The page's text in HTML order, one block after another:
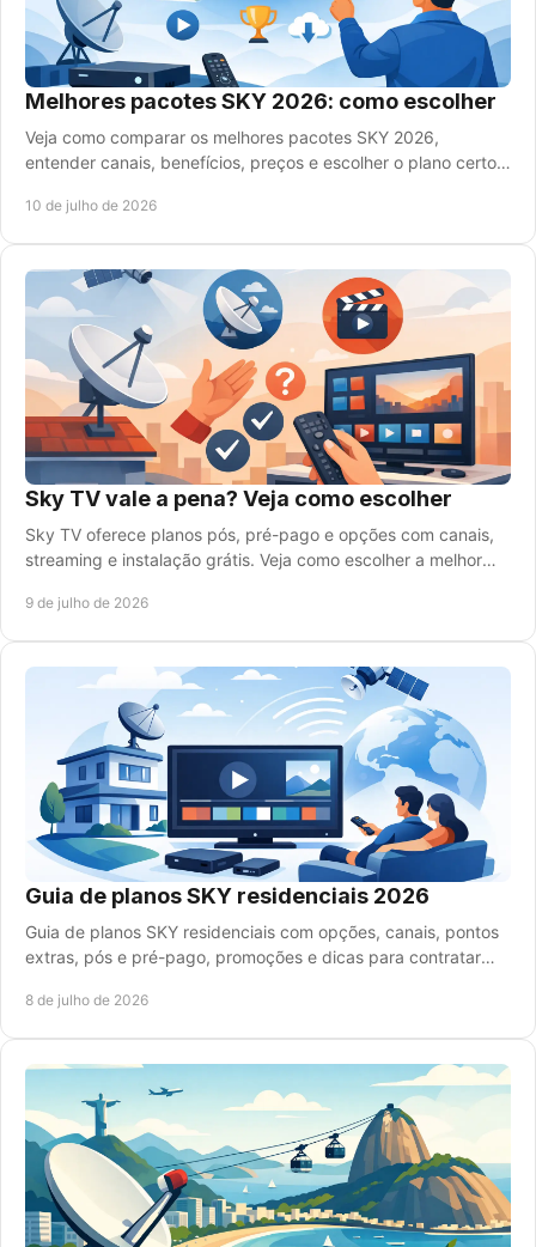
Melhores pacotes SKY 2026: como escolher
Veja como comparar os melhores pacotes SKY 2026,
entender canais, benefícios, preços e escolher o plano certo
10 de julho de 2026
Sky TV vale a pena? Veja como escolher
Sky TV oferece planos pós, pré-pago e opções com canais,
streaming e instalação grátis. Veja como escolher a melhor
9 de julho de 2026
Guia de planos SKY residenciais 2026
Guia de planos SKY residenciais com opções, canais, pontos
extras, pós e pré-pago, promoções e dicas para contratar
8 de julho de 2026